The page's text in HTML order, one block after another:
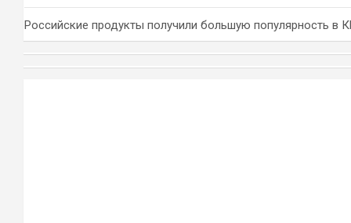
Российские продукты получили большую популярность в